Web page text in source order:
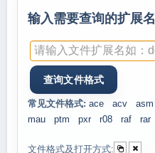
输入需要查询的扩展
常见文件格式: ace acv asm
mau
ptm pxr r08 raf rar
文件格式及打开方式: